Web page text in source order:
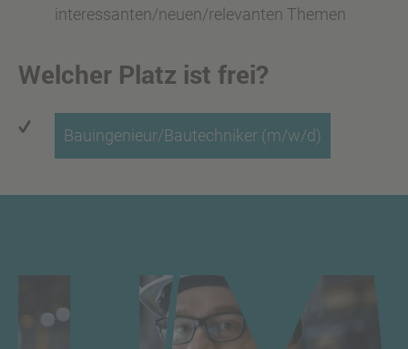
interessanten/neuen/relevanten Themen
Welcher Platz ist frei?
Bauingenieur/Bautechniker (m/w/d)